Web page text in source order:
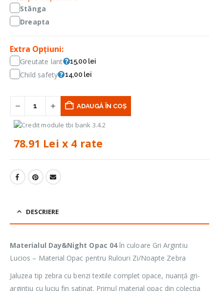
Stânga
Dreapta
Extra Opțiuni:
Greutate lant 15,00 lei
Child safety 14,00 lei
ADAUGĂ ÎN COȘ
78.91 Lei x 4 rate
DESCRIERE
Materialul Day&Night Opac 04în culoare Gri Argintiu
Lucios – Material Opac pentru Rulouri Zi/Noapte Zebra
Jaluzea tip zebra cu benzi textile complet opace, nuanță gri-
argintiu cu luciu fin satinat. Primul material opac din colecția